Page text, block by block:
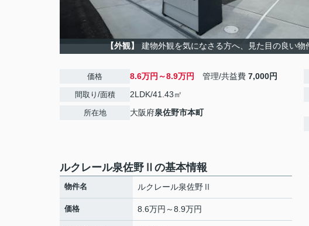
【外観】 建物外観を気になさる方へ、見た目の良い物
価格 8.6万円～8.9万円 管理/共益費 7,000円
間取り/面積 2LDK/41.43㎡
所在地 大阪府泉佐野市本町
ルクレール泉佐野Ⅱの基本情報
物件名 ルクレール泉佐野Ⅱ
価格 8.6万円～8.9万円